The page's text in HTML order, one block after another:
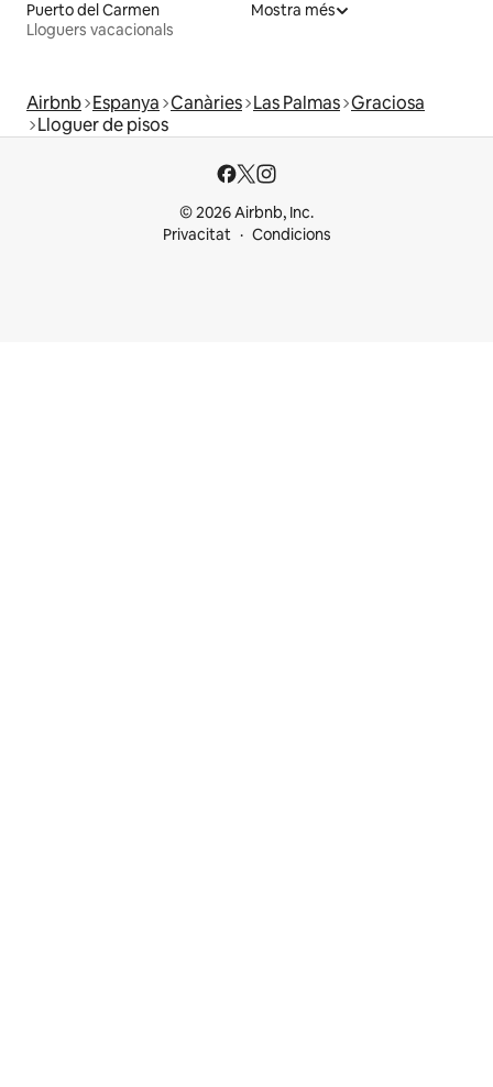
Puerto del Carmen
Lloguers vacacionals
Mostra més
Airbnb Espanya Canàries Las Palmas Graciosa
Lloguer de pisos
© 2026 Airbnb, Inc.
Privacitat
Condicions